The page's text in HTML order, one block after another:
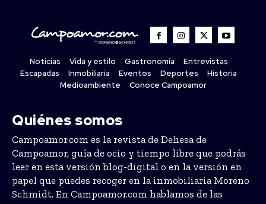
Noticias Vida y estilo Gastronomía
Entrevistas
Escapadas
Inmobiliaria Eventos Deportes
Historia
Medioambiente
Conoce Campoamor
Quiénes somos
Campoamor.com es la revista de Dehesa de
Campoamor, guía de ocio y tiempo libre que podrás
leer en esta versión blog-digital o en la versión en
papel que puedes recoger en la inmobiliaria Moreno
Schmidt. En Campoamor.com hablamos de las